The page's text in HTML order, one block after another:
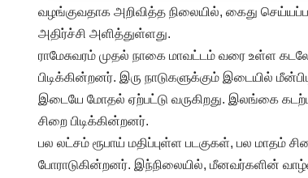
வழங்குவதாக அறிவித்த நிலையில், கைது
அதிர்ச்சி அளித்துள்ளது.
ராமேசுவரம் முதல் நாகை மாவட்டம் வரை உள்ள
பிடிக்கின்றனர். இரு நாடுகளுக்கும் இடையில்
இடையே மோதல் ஏற்பட்டு வருகிறது. இலங்கை
சிறை பிடிக்கின்றனர்.
பல லட்சம் ரூபாய் மதிப்புள்ள படகுகள், பல மாதம்
போராடுகின்றனர். இந்நிலையில், மீனவர்களின்